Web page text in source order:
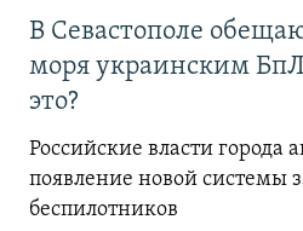
В Севастополе
моря украинским
это?
Российские власти города
появление новой системы
беспилотников